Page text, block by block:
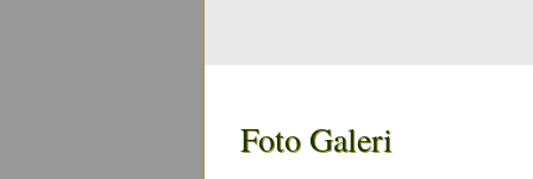
Foto Galeri